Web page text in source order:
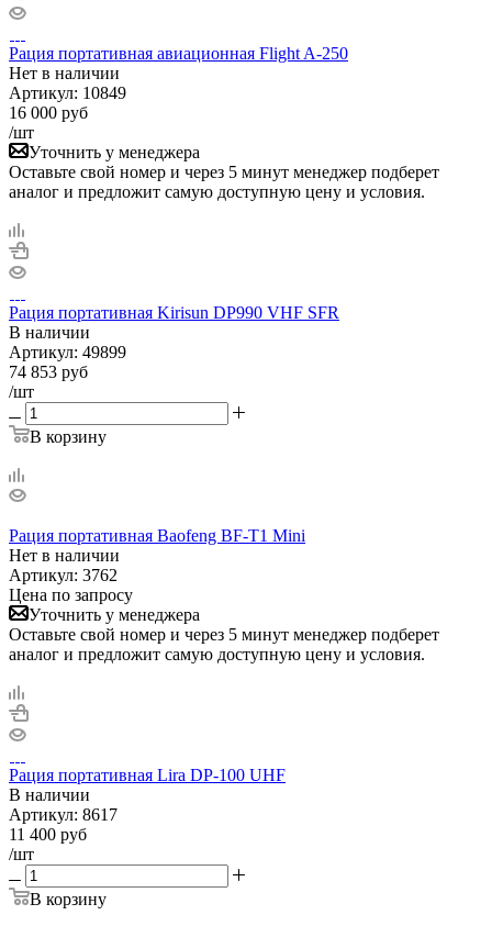
Рация портативная авиационная Flight A-250
Нет в наличии
Артикул: 10849
16 000 руб
/шт
Уточнить у менеджера
Оставьте свой номер и через 5 минут менеджер подберет
аналог и предложит самую доступную цену и условия.
Рация портативная Kirisun DP990 VHF SFR
В наличии
Артикул: 49899
74 853 руб
/шт
В корзину
Рация портативная Baofeng BF-T1 Mini
Нет в наличии
Артикул: 3762
Цена по запросу
Уточнить у менеджера
Оставьте свой номер и через 5 минут менеджер подберет
аналог и предложит самую доступную цену и условия.
Рация портативная Lira DP-100 UHF
В наличии
Артикул: 8617
11 400 руб
/шт
В корзину